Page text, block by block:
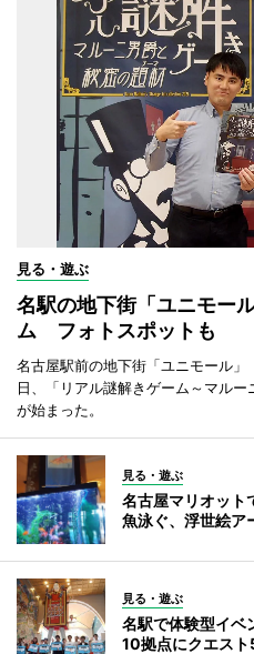
見る・遊ぶ
名駅の地下街「ユニモー
ム フォトスポットも
名古屋駅前の地下街「ユニモール
日、「リアル謎解きゲーム～マルー
が始まった。
見る・遊ぶ
名古屋マリオッ
魚泳ぐ、浮世絵ア
見る・遊ぶ
名駅で体験型イ
10拠点にクエス